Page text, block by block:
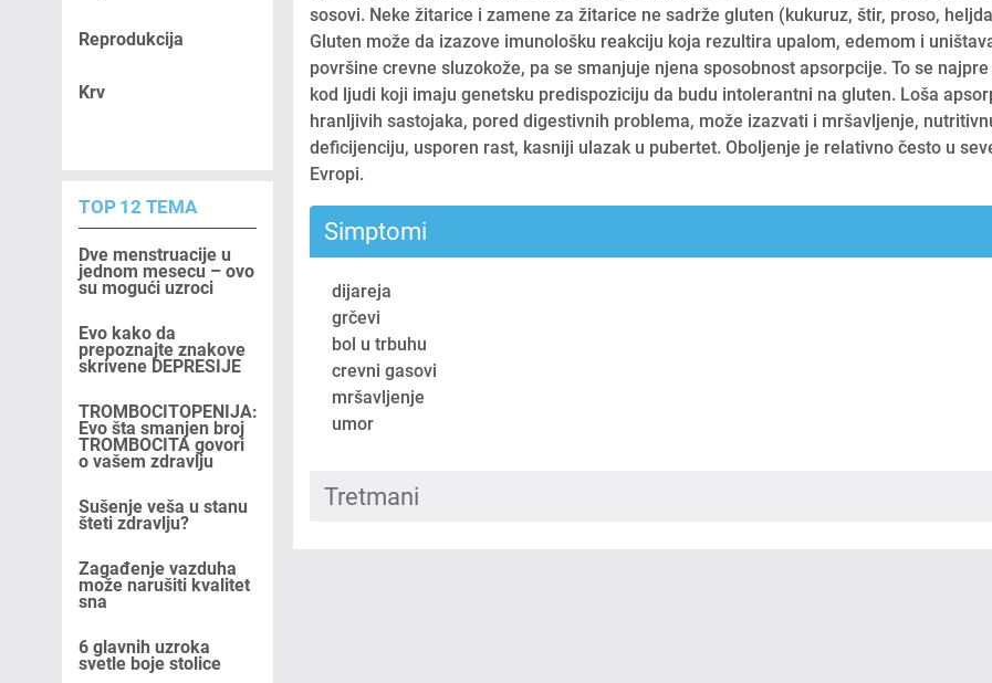
Reprodukcija
Krv
TOP 12 TEMA
Dve menstruacije u
jednom mesecu – ovo
su mogući uzroci
Evo kako da
prepoznajte znakove
skrivene DEPRESIJE
TROMBOCITOPENIJA:
Evo šta smanjen broj
TROMBOCITA govori
o vašem zdravlju
Sušenje veša u stanu
šteti zdravlju?
Zagađenje vazduha
može narušiti kvalitet
sna
6 glavnih uzroka
svetle boje stolice
sosovi. Neke žitarice i zamene za žitarice ne sadrže gluten (kukuruz, štir, proso,
Gluten može da izazove imunološku reakciju koja rezultira upalom, edemom i
površine crevne sluzokože, pa se smanjuje njena sposobnost apsorpcije. To se
kod ljudi koji imaju genetsku predispoziciju da budu intolerantni na gluten. Loša
hranljivih sastojaka, pored digestivnih problema, može izazvati i mršavljenje,
deficijenciju, usporen rast, kasniji ulazak u pubertet. Oboljenje je relativno često u
Evropi.
Simptomi
dijareja
grčevi
bol u trbuhu
crevni gasovi
mršavljenje
umor
Tretmani